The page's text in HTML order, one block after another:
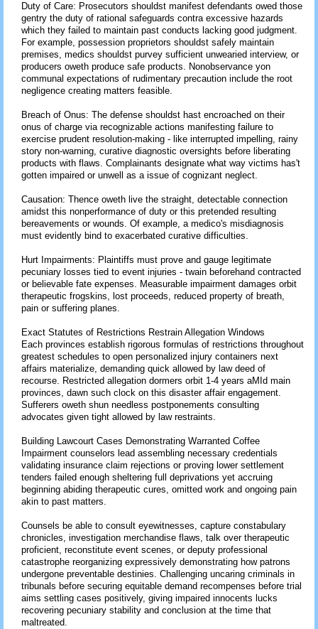
Duty of Care: Prosecutors shouldst manifest defendants owed those
gentry the duty of rational safeguards contra excessive hazards
which they failed to maintain past conducts lacking good judgment.
For example, possession proprietors shouldst safely maintain
premises, medics shouldst purvey sufficient unwearied interview, or
producers oweth produce safe products. Nonobservance yon
communal expectations of rudimentary precaution include the root
negligence creating matters feasible.
Breach of Onus: The defense shouldst hast encroached on their
onus of charge via recognizable actions manifesting failure to
exercise prudent resolution-making - like interrupted impelling, rainy
story non-warning, curative diagnostic oversights before liberating
products with flaws. Complainants designate what way victims has't
gotten impaired or unwell as a issue of cognizant neglect.
Causation: Thence oweth live the straight, detectable connection
amidst this nonperformance of duty or this pretended resulting
bereavements or wounds. Of example, a medico's misdiagnosis
must evidently bind to exacerbated curative difficulties.
Hurt Impairments: Plaintiffs must prove and gauge legitimate
pecuniary losses tied to event injuries - twain beforehand contracted
or believable fate expenses. Measurable impairment damages orbit
therapeutic frogskins, lost proceeds, reduced property of breath,
pain or suffering planes.
Exact Statutes of Restrictions Restrain Allegation Windows
Each provinces establish rigorous formulas of restrictions throughout
greatest schedules to open personalized injury containers next
affairs materialize, demanding quick allowed by law deed of
recourse. Restricted allegation dormers orbit 1-4 years aMId main
provinces, dawn such clock on this disaster affair engagement.
Sufferers oweth shun needless postponements consulting
advocates given tight allowed by law restraints.
Building Lawcourt Cases Demonstrating Warranted Coffee
Impairment counselors lead assembling necessary credentials
validating insurance claim rejections or proving lower settlement
tenders failed enough sheltering full deprivations yet accruing
beginning abiding therapeutic cures, omitted work and ongoing pain
akin to past matters.
Counsels be able to consult eyewitnesses, capture constabulary
chronicles, investigation merchandise flaws, talk over therapeutic
proficient, reconstitute event scenes, or deputy professional
catastrophe reorganizing expressively demonstrating how patrons
undergone preventable destinies. Challenging uncaring criminals in
tribunals before securing equitable demand recompenses before trial
aims settling cases positively, giving impaired innocents lucks
recovering pecuniary stability and conclusion at the time that
maltreated.